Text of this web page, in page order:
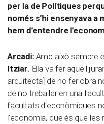
per la de Polítiques
només s’hi ensenyava
hem d’entendre
Arcadi:Amb això sempre
Itziar. Ella va fer aquell
arquitecta] de no fer obra
de no treballar en una
facultats d’econòmiques
l’economia, que és que